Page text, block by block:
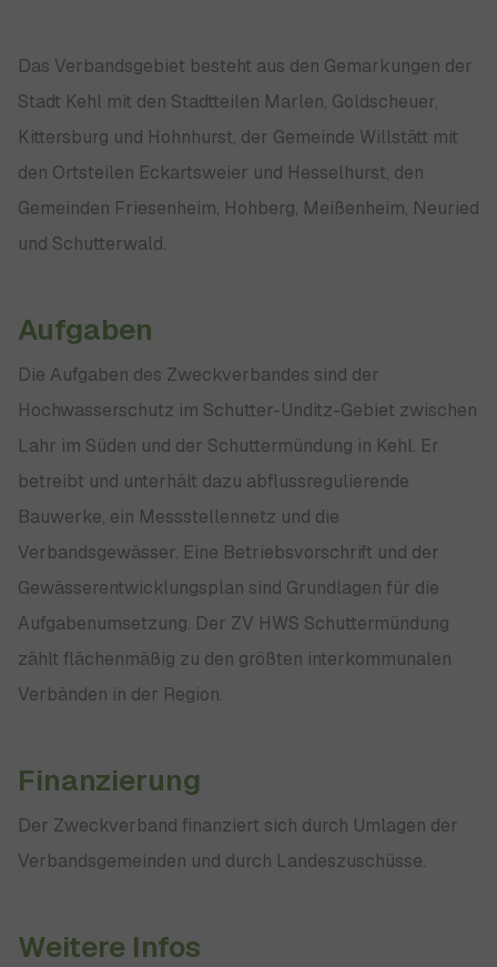
Das Verbandsgebiet besteht aus den Gemarkungen der
Stadt Kehl mit den Stadtteilen Marlen, Goldscheuer,
Kittersburg und Hohnhurst, der Gemeinde Willstätt mit
den Ortsteilen Eckartsweier und Hesselhurst, den
Gemeinden Friesenheim, Hohberg, Meißenheim, Neuried
und Schutterwald.
Aufgaben
Die Aufgaben des Zweckverbandes sind der
Hochwasserschutz im Schutter-Unditz-Gebiet zwischen
Lahr im Süden und der Schuttermündung in Kehl. Er
betreibt und unterhält dazu abflussregulierende
Bauwerke, ein Messstellennetz und die
Verbandsgewässer. Eine Betriebsvorschrift und der
Gewässerentwicklungsplan sind Grundlagen für die
Aufgabenumsetzung. Der ZV HWS Schuttermündung
zählt flächenmäßig zu den größten interkommunalen
Verbänden in der Region.
Finanzierung
Der Zweckverband finanziert sich durch Umlagen der
Verbandsgemeinden und durch Landeszuschüsse.
Weitere Infos